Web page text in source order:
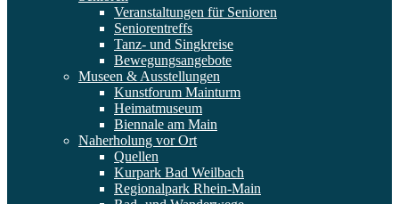
Veranstaltungen für Senioren
Seniorentreffs
Tanz- und Singkreise
Bewegungsangebote
Museen & Ausstellungen
Kunstforum Mainturm
Heimatmuseum
Biennale am Main
Naherholung vor Ort
Quellen
Kurpark Bad Weilbach
Regionalpark Rhein-Main